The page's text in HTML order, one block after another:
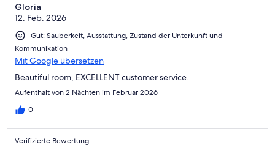
Gloria
12. Feb. 2026
Gut: Sauberkeit, Ausstattung, Zustand der Unterkunft und
Kommunikation
Mit Google übersetzen
Beautiful room, EXCELLENT customer service.
Aufenthalt von 2 Nächten im Februar 2026
0
Verifizierte Bewertung